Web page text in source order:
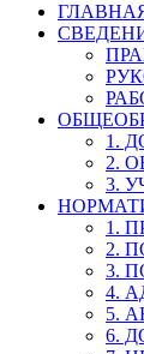
1.
2.
3.
1.
2.
3.
4.
5.
6.